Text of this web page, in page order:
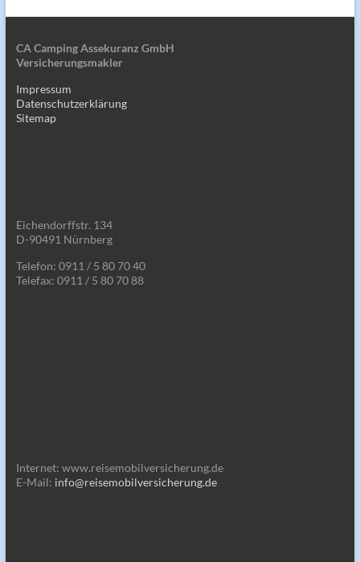
CA Camping Assekuranz GmbH
Versicherungsmakler
Impressum
Datenschutzerklärung
Sitemap
Eichendorffstr. 134
D-90491 Nürnberg
Telefon: 0911 / 5 80 70 40
Telefax: 0911 / 5 80 70 88
Internet: www.reisemobilversicherung.de
E-Mail: info@reisemobilversicherung.de